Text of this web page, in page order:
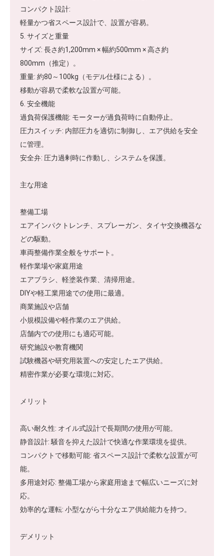
コンパクト設計:
軽量かつ省スペース設計で、設置が容易。
5. サイズと重量
サイズ: 長さ約1,200mm × 幅約500mm × 高さ約
800mm（推定）。
重量: 約80～100kg（モデル仕様による）。
移動が容易で柔軟な設置が可能。
6. 安全機能
過負荷保護機能: モーターが過負荷時に自動停止。
圧力スイッチ: 内部圧力を適切に制御し、エア供給を安全
に管理。
安全弁: 圧力過剰時に作動し、システムを保護。
主な用途
整備工場
エアインパクトレンチ、スプレーガン、タイヤ交換機器な
どの駆動。
車両整備作業全般をサポート。
軽作業場や家庭用途
エアブラシ、軽塗装作業、清掃用途。
DIYや軽工業用途での使用に最適。
商業施設や店舗
小規模設備や軽作業のエア供給。
店舗内での使用にも適応可能。
研究施設や教育機関
試験機器や研究用装置への安定したエア供給。
精密作業が必要な環境に対応。
メリット
高い耐久性: オイル式設計で長期間の使用が可能。
静音設計: 騒音を抑えた設計で快適な作業環境を提供。
コンパクトで移動可能: 省スペース設計で柔軟な設置が可
能。
多用途対応: 整備工場から家庭用途まで幅広いニーズに対
応。
効率的な運転: 小型ながら十分なエア供給能力を持つ。
デメリット